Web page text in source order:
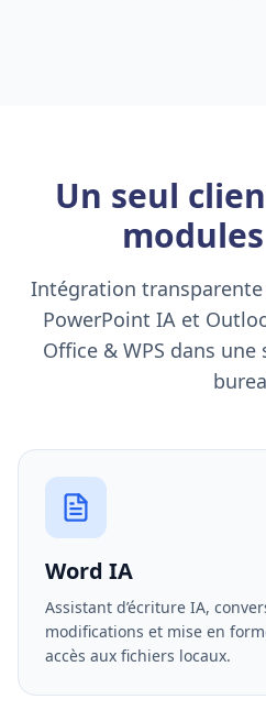
Un seul
Intégration transparente
PowerPoint IA et
Office & WPS dans
Word IA
Assistant d’écriture IA,
modifications et mise en
accès aux fichiers locaux.